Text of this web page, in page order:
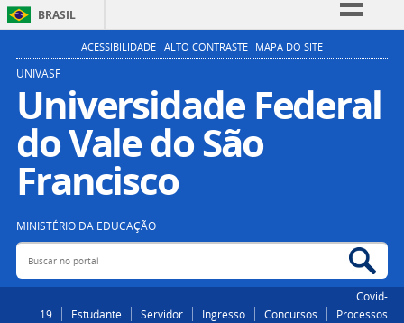
BRASIL
Simplifique!
Participe
Acesso à informação
Legislação
ACESSIBILIDADE ALTO CONTRASTE MAPA DO SITE
UNIVASF
Universidade Federal
do Vale do São
Francisco
MINISTÉRIO DA EDUCAÇÃO
Buscar no portal
Covid-
19
Estudante Servidor Ingresso Concursos
Processos